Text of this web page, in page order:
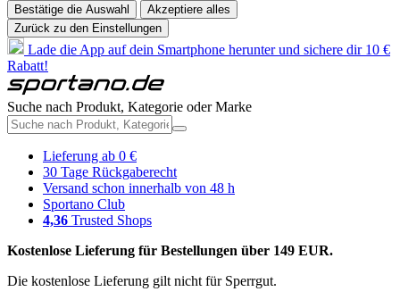
Bestätige die Auswahl
Akzeptiere alles
Zurück zu den Einstellungen
Lade die App auf dein Smartphone herunter und sichere dir 10 €
Rabatt!
Suche nach Produkt, Kategorie oder Marke
Lieferung ab 0 €
30 Tage Rückgaberecht
Versand schon innerhalb von 48 h
Sportano Club
4,36 Trusted Shops
Kostenlose Lieferung für Bestellungen über 149 EUR.
Die kostenlose Lieferung gilt nicht für Sperrgut.